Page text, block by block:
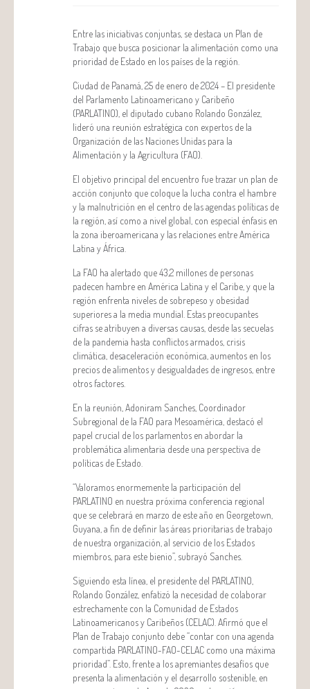
Entre las iniciativas conjuntas, se destaca un Plan de
Trabajo que busca posicionar la alimentación como una
prioridad de Estado en los países de la región.
Ciudad de Panamá, 25 de enero de 2024 – El presidente
del Parlamento Latinoamericano y Caribeño
(PARLATINO), el diputado cubano Rolando González,
lideró una reunión estratégica con expertos de la
Organización de las Naciones Unidas para la
Alimentación y la Agricultura (FAO).
El objetivo principal del encuentro fue trazar un plan de
acción conjunto que coloque la lucha contra el hambre
y la malnutrición en el centro de las agendas políticas de
la región, así como a nivel global, con especial énfasis en
la zona iberoamericana y las relaciones entre América
Latina y África.
La FAO ha alertado que 43,2 millones de personas
padecen hambre en América Latina y el Caribe, y que la
región enfrenta niveles de sobrepeso y obesidad
superiores a la media mundial. Estas preocupantes
cifras se atribuyen a diversas causas, desde las secuelas
de la pandemia hasta conflictos armados, crisis
climática, desaceleración económica, aumentos en los
precios de alimentos y desigualdades de ingresos, entre
otros factores.
En la reunión, Adoniram Sanches, Coordinador
Subregional de la FAO para Mesoamérica, destacó el
papel crucial de los parlamentos en abordar la
problemática alimentaria desde una perspectiva de
políticas de Estado.
“Valoramos enormemente la participación del
PARLATINO en nuestra próxima conferencia regional
que se celebrará en marzo de este año en Georgetown,
Guyana, a fin de definir las áreas prioritarias de trabajo
de nuestra organización, al servicio de los Estados
miembros, para este bienio”, subrayó Sanches.
Siguiendo esta línea, el presidente del PARLATINO,
Rolando González, enfatizó la necesidad de colaborar
estrechamente con la Comunidad de Estados
Latinoamericanos y Caribeños (CELAC). Afirmó que el
Plan de Trabajo conjunto debe “contar con una agenda
compartida PARLATINO-FAO-CELAC como una máxima
prioridad”. Esto, frente a los apremiantes desafíos que
presenta la alimentación y el desarrollo sostenible, en